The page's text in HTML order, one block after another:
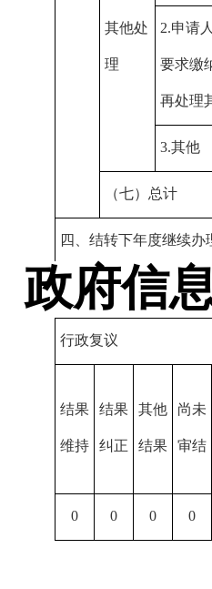
其他处
理
2.申请
要求缴
再处理
3.其他
（七）总计
四、结转下年度继续办
府信息
行政复议
结果
维持
结果
纠正
其他
结果
尚未
审结
0 0 0 0